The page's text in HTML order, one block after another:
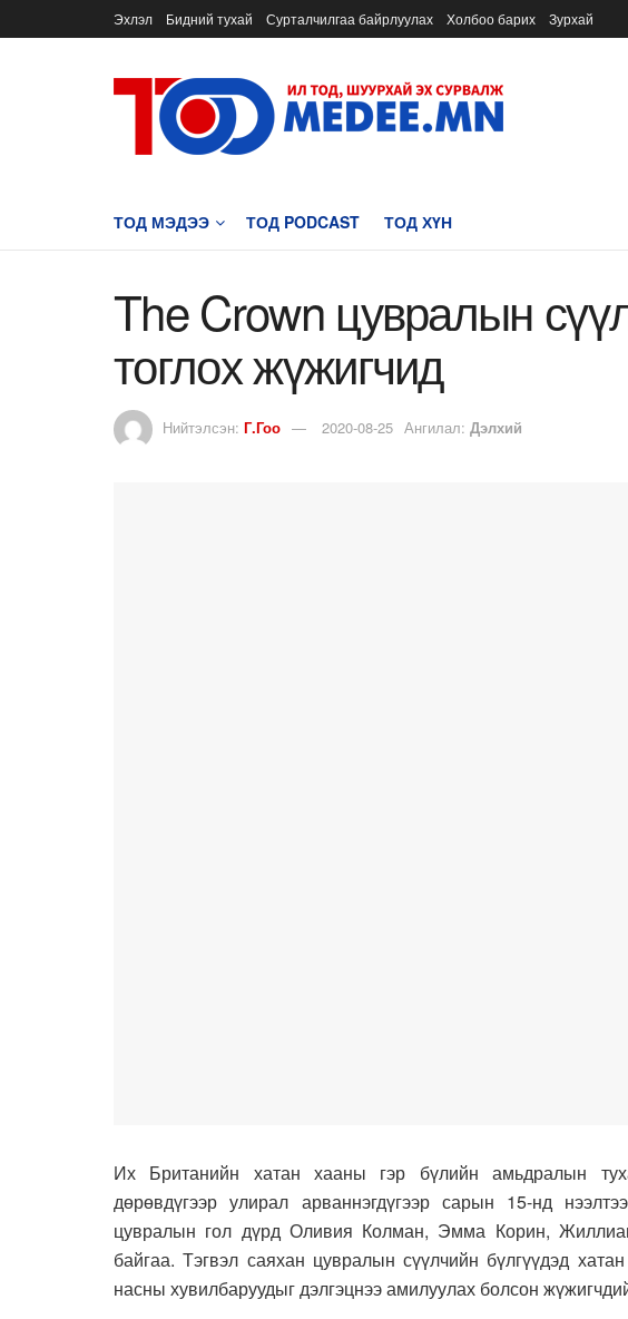
Эхлэл Бидний тухай Сурталчилгаа байрлуулах Холбоо барих Зурхай
ТОД МЭДЭЭ ТОД PODCAST ТОД ХҮН
The Crown цувралын
тоглох жүжигчид
Нийтэлсэн: Г.Гоо 2020-08-25 Ангилал: Дэлхий
Их Британийн хатан хааны гэр бүлийн амьдралын
дөрөвдүгээр улирал арваннэгдүгээр сарын 15-нд
цувралын гол дүрд Оливия Колман, Эмма Корин,
байгаа. Тэгвэл саяхан цувралын сүүлчийн бүлгүүдэд
насны хувилбаруудыг дэлгэцнээ амилуулах болсон